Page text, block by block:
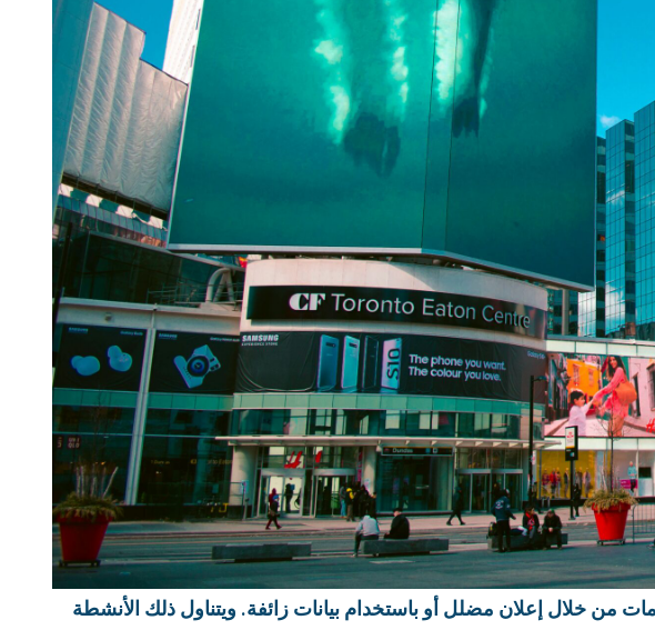
من خلال إعلان مضلل أو باستخدام بيانات زائفة. ويتناول ذلك الأنشطة